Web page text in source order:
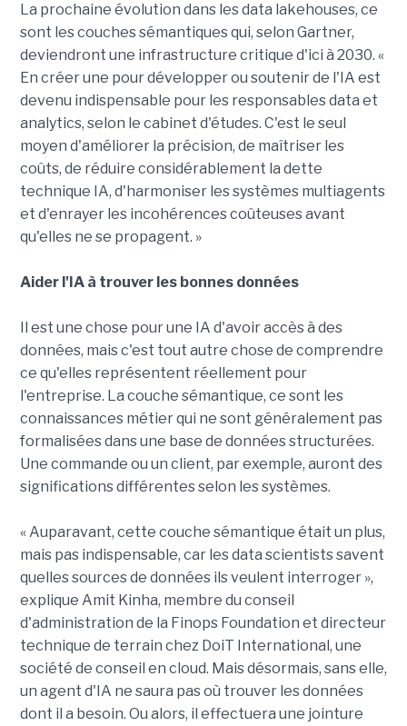
La prochaine évolution dans les data lakehouses, ce
sont les couches sémantiques qui, selon Gartner,
deviendront une infrastructure critique d'ici à 2030. «
En créer une pour développer ou soutenir de l'IA est
devenu indispensable pour les responsables data et
analytics, selon le cabinet d'études. C'est le seul
moyen d'améliorer la précision, de maîtriser les
coûts, de réduire considérablement la dette
technique IA, d'harmoniser les systèmes multiagents
et d'enrayer les incohérences coûteuses avant
qu'elles ne se propagent. »
Aider l'IA à trouver les bonnes données
Il est une chose pour une IA d'avoir accès à des
données, mais c'est tout autre chose de comprendre
ce qu'elles représentent réellement pour
l'entreprise. La couche sémantique, ce sont les
connaissances métier qui ne sont généralement pas
formalisées dans une base de données structurées.
Une commande ou un client, par exemple, auront des
significations différentes selon les systèmes.
« Auparavant, cette couche sémantique était un plus,
mais pas indispensable, car les data scientists savent
quelles sources de données ils veulent interroger »,
explique Amit Kinha, membre du conseil
d'administration de la Finops Foundation et directeur
technique de terrain chez DoiT International, une
société de conseil en cloud. Mais désormais, sans elle,
un agent d'IA ne saura pas où trouver les données
dont il a besoin. Ou alors, il effectuera une jointure